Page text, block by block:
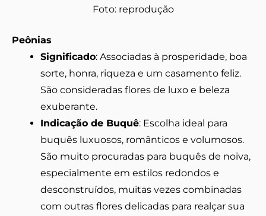
Foto: reprodução
Peônias
Significado: Associadas à prosperidade, boa
sorte, honra, riqueza e um casamento feliz.
São consideradas flores de luxo e beleza
exuberante.
Indicação de Buquê: Escolha ideal para
buquês luxuosos, românticos e volumosos.
São muito procuradas para buquês de noiva,
especialmente em estilos redondos e
desconstruídos, muitas vezes combinadas
com outras flores delicadas para realçar sua